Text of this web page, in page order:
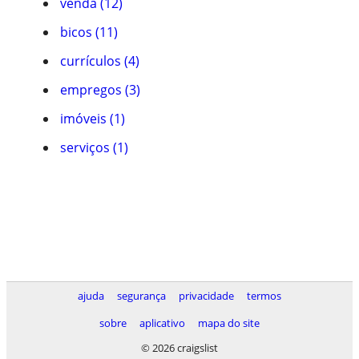
bicos (11)
currículos (4)
empregos (3)
imóveis (1)
serviços (1)
ajuda segurança privacidade
termos
sobre
aplicativo
mapa do site
© 2026 craigslist